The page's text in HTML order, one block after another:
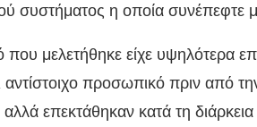
συστήματος η οποία συνέπεφτε
μελετήθηκε είχε υψηλότερα
προσωπικό πριν από
επεκτάθηκαν κατά τη